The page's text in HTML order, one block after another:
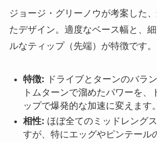
ジョージ・グリーノウが考案した
たデザイン。適度なベース幅と、
ルなティップ（先端）が特徴です。
特徴: ドライブとターンのバラ
トムターンで溜めたパワーを、
ップで爆発的な加速に変えます。
相性: ほぼ全てのミッドレング
すが、特にエッグやピンテール